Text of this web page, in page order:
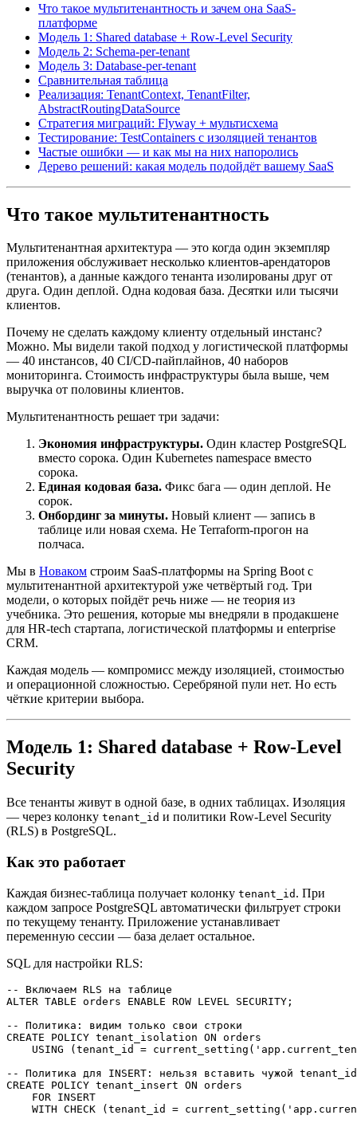
Что такое мультитенантность и зачем она SaaS-
платформе
Модель 1: Shared database + Row-Level Security
Модель 2: Schema-per-tenant
Модель 3: Database-per-tenant
Сравнительная таблица
Реализация: TenantContext, TenantFilter,
AbstractRoutingDataSource
Стратегия миграций: Flyway + мультисхема
Тестирование: TestContainers с изоляцией тенантов
Частые ошибки — и как мы на них напоролись
Дерево решений: какая модель подойдёт вашему SaaS
Что такое мультитенантность
Мультитенантная архитектура — это когда один экземпляр
приложения обслуживает несколько клиентов-арендаторов
(тенантов), а данные каждого тенанта изолированы друг от
друга. Один деплой. Одна кодовая база. Десятки или тысячи
клиентов.
Почему не сделать каждому клиенту отдельный инстанс?
Можно. Мы видели такой подход у логистической платформы
— 40 инстансов, 40 CI/CD-пайплайнов, 40 наборов
мониторинга. Стоимость инфраструктуры была выше, чем
выручка от половины клиентов.
Мультитенантность решает три задачи:
Экономия инфраструктуры. Один кластер PostgreSQL
вместо сорока. Один Kubernetes namespace вместо
сорока.
Единая кодовая база. Фикс бага — один деплой. Не
сорок.
Онбординг за минуты. Новый клиент — запись в
таблице или новая схема. Не Terraform-прогон на
полчаса.
Мы в Новаком строим SaaS-платформы на Spring Boot с
мультитенантной архитектурой уже четвёртый год. Три
модели, о которых пойдёт речь ниже — не теория из
учебника. Это решения, которые мы внедряли в продакшене
для HR-tech стартапа, логистической платформы и enterprise
CRM.
Каждая модель — компромисс между изоляцией, стоимостью
и операционной сложностью. Серебряной пули нет. Но есть
чёткие критерии выбора.
Модель 1: Shared database + Row-Level
Security
Все тенанты живут в одной базе, в одних таблицах. Изоляция
— через колонку tenant_id и политики Row-Level Security
(RLS) в PostgreSQL.
Как это работает
Каждая бизнес-таблица получает колонку tenant_id . При
каждом запросе PostgreSQL автоматически фильтрует строки
по текущему тенанту. Приложение устанавливает
переменную сессии — база делает остальное.
SQL для настройки RLS:
-- Включаем RLS на таблице
ALTER TABLE orders ENABLE ROW LEVEL SECURITY;
-- Политика: видим только свои строки
CREATE POLICY tenant_isolation ON orders
USING (tenant_id =
-- Политика для INSERT: нельзя вставить чужой tenant_id
CREATE POLICY tenant_insert ON orders
    FOR INSERT